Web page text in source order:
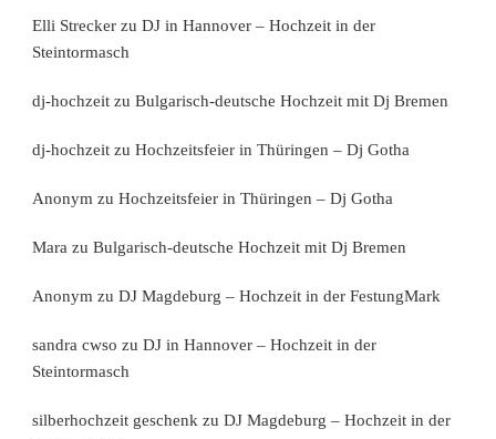
Elli Strecker zu DJ in Hannover – Hochzeit in der
Steintormasch
dj-hochzeit zu Bulgarisch-deutsche Hochzeit mit Dj Bremen
dj-hochzeit zu Hochzeitsfeier in Thüringen – Dj Gotha
Anonym zu Hochzeitsfeier in Thüringen – Dj Gotha
Mara zu Bulgarisch-deutsche Hochzeit mit Dj Bremen
Anonym zu DJ Magdeburg – Hochzeit in der FestungMark
sandra cwso zu DJ in Hannover – Hochzeit in der
Steintormasch
silberhochzeit geschenk zu DJ Magdeburg – Hochzeit in der